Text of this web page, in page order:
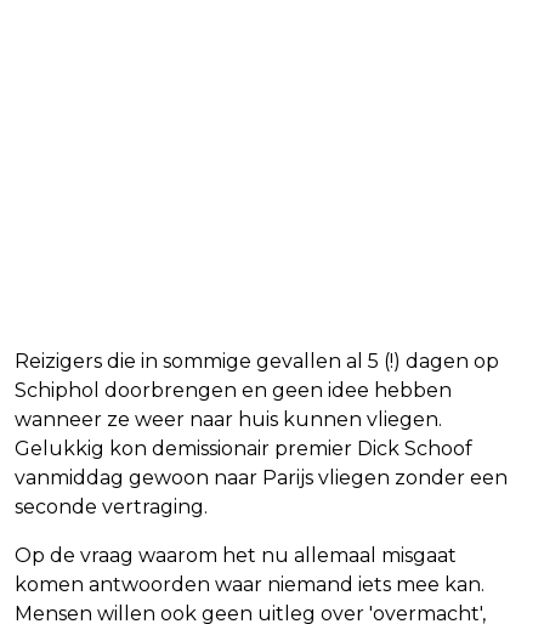
Reizigers die in sommige gevallen al 5 (!) dagen op
Schiphol doorbrengen en geen idee hebben
wanneer ze weer naar huis kunnen vliegen.
Gelukkig kon demissionair premier Dick Schoof
vanmiddag gewoon naar Parijs vliegen zonder een
seconde vertraging.
Op de vraag waarom het nu allemaal misgaat
komen antwoorden waar niemand iets mee kan.
Mensen willen ook geen uitleg over 'overmacht',